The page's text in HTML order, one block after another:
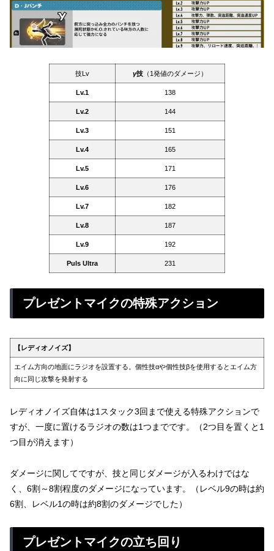
技Lv γ技 （1発値のダメージ）
Lv.1 138
Lv.2 144
Lv.3 151
Lv.4 165
Lv.5 171
Lv.6 176
Lv.7 182
Lv.8 187
Lv.9 192
Puls Ultra 231
プレゼントマイクの特殊アクション
【レディオノイズ】
エイム方向の地面にラジオを設置する。個性技αや個性技βを使用するとエイム方
向に同じ攻撃を発射する
レディオノイズ自体は1スタック3回まで使える特殊アクションで
すが、一度に置けるラジオの数は1つまでです。（2つ目を置くと1
つ目が消えます）
ダメージに関してですが、技と同じダメージが入るわけではな
く、6割～8割程度のダメージになっています。（レベル9の時は約
6割、レベル1の時は約8割のダメージでした）
プレゼントマイクの立ち回り